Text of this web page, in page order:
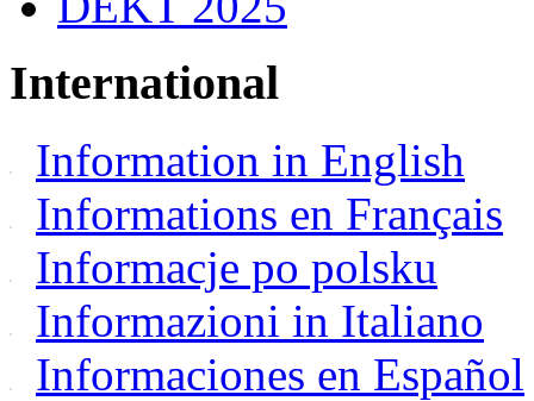
International
Information in English
Informations en Français
Informacje po polsku
Informazioni in Italiano
Informaciones en Español